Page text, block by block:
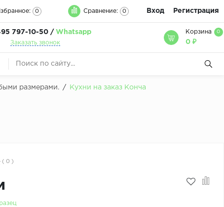
0 Сравнение: 0 Вход Регистрация
797-10-50 / Whatsapp
Заказать звонок
Корзина 0
0 ₽
размерами. / Кухни на заказ Конча
( 0 )